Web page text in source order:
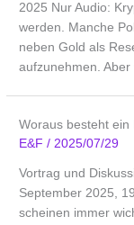
2025 Nur Audio:
werden. Manche
neben Gold als
aufzunehmen.
Woraus besteht ein
E&F/ 2025/07/29
Vortrag und
September 2025,
scheinen immer